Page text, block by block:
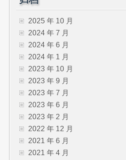
2025 年 10 月
2024 年 7 月
2024 年 6 月
2024 年 1 月
2023 年 10 月
2023 年 9 月
2023 年 7 月
2023 年 6 月
2023 年 2 月
2022 年 12 月
2021 年 6 月
2021 年 4 月